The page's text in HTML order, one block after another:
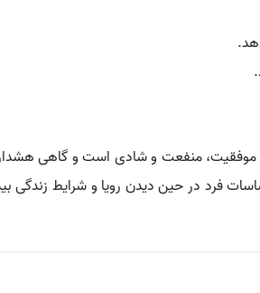
موفقیت، منفعت و شادی است و گاهی
فرد در حین دیدن رویا و شرایط زندگی